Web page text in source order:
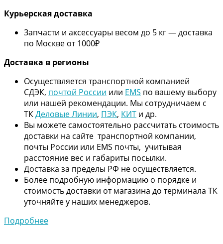
Курьерская доставка
Запчасти и аксессуары весом до 5 кг — доставка
по Москве от 1000₽
Доставка в регионы
Осуществляется транспортной компанией
СДЭК, почтой России или EMS по вашему выбору
или нашей рекомендации. Мы сотрудничаем с
ТКДеловые Линии, ПЭК, КИТ и др.
Вы можете самостоятельно рассчитать стоимость
доставки на сайте транспортной компании,
почты России или EMS почты, учитывая
расстояние вес и габариты посылки.
Доставка за пределы РФ не осуществляется.
Более подробную информацию о порядке и
стоимость доставки от магазина до терминала ТК
уточняйте у наших менеджеров.
Подробнее